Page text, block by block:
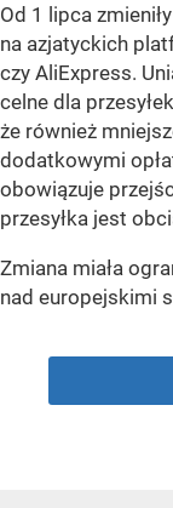
Od 1 lipca
na azjatyckich
czy AliExpress.
celne dla
że również
dodatkowymi
obowiązuje
przesyłka jest
Zmiana miała
nad europejskimi